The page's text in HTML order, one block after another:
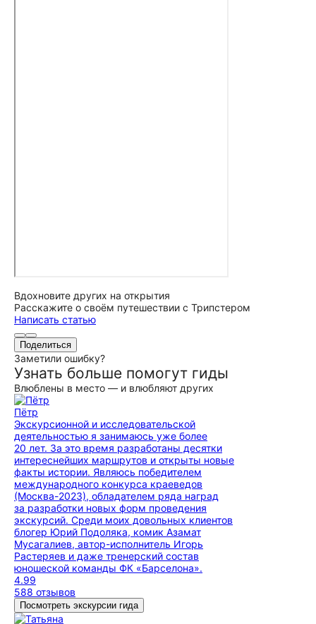
Вдохновите других на открытия
Расскажите о своём путешествии с Трипстером
Написать статью
Поделиться
Заметили ошибку?
Узнать больше помогут гиды
Влюблены в место — и влюбляют других
Пётр
Экскурсионной и исследовательской
деятельностью я занимаюсь уже более
20 лет. За это время разработаны десятки
интереснейших маршрутов и открыты новые
факты истории. Являюсь победителем
международного конкурса краеведов
(Москва-2023), обладателем ряда наград
за разработки новых форм проведения
экскурсий. Среди моих довольных клиентов
блогер Юрий Подоляка, комик Азамат
Мусагалиев, автор-исполнитель Игорь
Растеряев и даже тренерский состав
юношеской команды ФК «Барселона».
4.99
588 отзывов
Посмотреть экскурсии гида